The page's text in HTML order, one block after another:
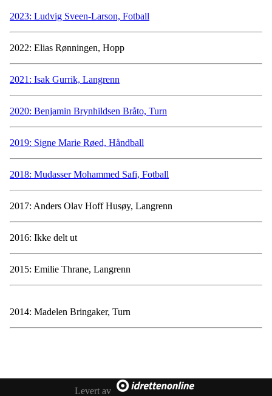
2023: Ludvig Sveen-Larson, Fotball
2022: Elias Rønningen, Hopp
2021: Isak Gurrik, Langrenn
2020: Benjamin Brynhildsen Bråto, Turn
2019: Signe Marie Røed, Håndball
2018: Mudasser Mohammed Safi, Fotball
2017: Anders Olav Hoff Husøy, Langrenn
2016: Ikke delt ut
2015: Emilie Thrane, Langrenn
2014: Madelen Bringaker, Turn
Levert av